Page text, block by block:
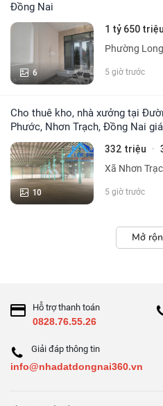
Đồng Nai
6
1 tỷ 650 triệu
Phường
5 giờ trước
Cho thuê kho, nhà xưởng tại Đường Nguyễn Ái Quốc, Hiệp
Phước, Nhơn Trạch, Đồng Nai
10
332 triệu ·
Xã Nhơn
5 giờ trước
Mở
Hỗ trợ thanh toán
0828.76.55.26
Giải đáp thông tin
info@nhadatdongnai360.vn